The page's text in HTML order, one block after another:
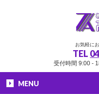
お気軽に
TEL
受付時間 9:00 -
MENU